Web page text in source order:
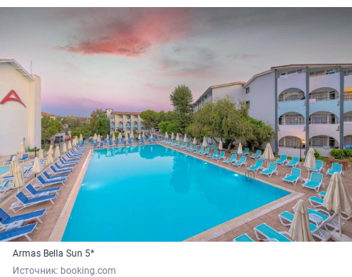
Armas Bella Sun 5*
Источник: booking.com